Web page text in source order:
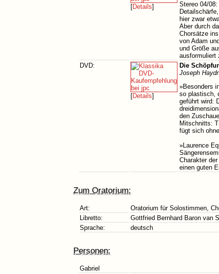
[Details]
Stereo 04/
hier zwar
Aber durch
Chorsätze
von Adam
und Größe
ausformuliert
DVD:
[Details]
Die
Joseph
»Besonders
so plastisch,
geführt wird:
den
Mitschnitts:
fügt sich
»Laurence
Charakter
einen guten
Zum Oratorium:
Art:
Oratorium für Solostimmen,
Libretto:
Gottfried Bernhard Baron van
Sprache:
deutsch
Personen:
Gabriel